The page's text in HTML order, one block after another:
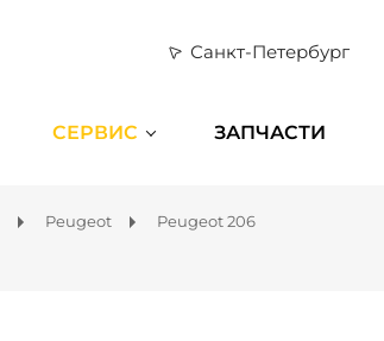
Санкт-Петербург
СЕРВИС ЗАПЧАСТИ
Peugeot Peugeot 206